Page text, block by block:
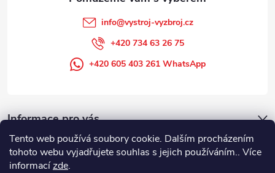
Tento web používá soubory cookie. Dalším procházením
tohoto webu vyjadřujete souhlas s jejich používáním.. Více
informacízde.
Informace pro vás
info@vystroj-vyzbroj.cz
+420 734 63 26 75
+420 605 403 261 WhatsApp